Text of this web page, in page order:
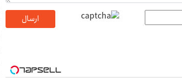
ارسال